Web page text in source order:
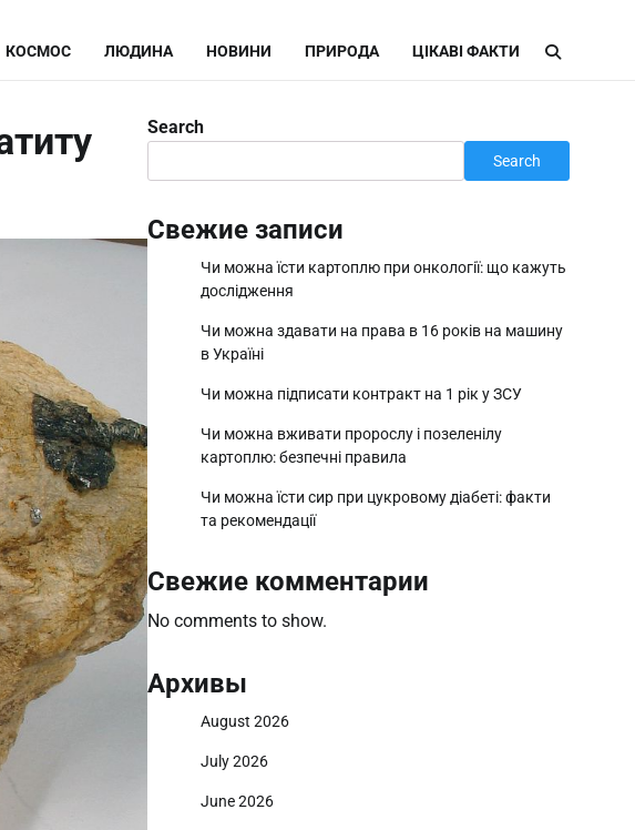
КОСМОС ЛЮДИНА НОВИНИ ПРИРОДА ЦІКАВІ ФАКТИ
Search
Search
Свежие записи
Чи можна їсти картоплю при онкології: що кажуть
дослідження
Чи можна здавати на права в 16 років на машину
в Україні
Чи можна підписати контракт на 1 рік у ЗСУ
Чи можна вживати пророслу і позеленілу
картоплю: безпечні правила
Чи можна їсти сир при цукровому діабеті: факти
та рекомендації
Свежие комментарии
No comments to show.
Архивы
August 2026
July 2026
June 2026